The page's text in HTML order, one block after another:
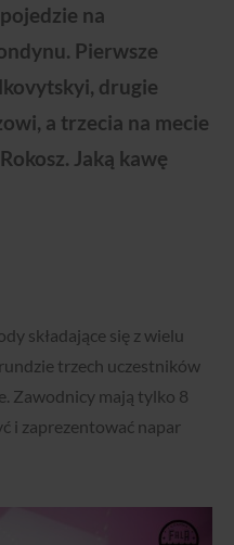
na
Pierwsze
drugie
a trzecia na mecie
Jaką kawę
składające się z wielu
trzech uczestników
Zawodnicy mają tylko 8
i zaprezentować napar